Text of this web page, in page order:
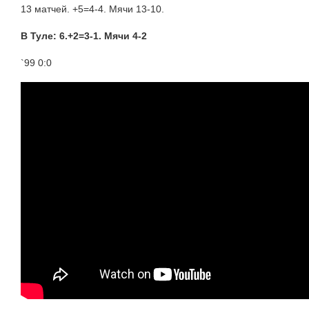
13 матчей. +5=4-4. Мячи 13-10.
В Туле: 6.+2=3-1. Мячи 4-2
`99 0:0